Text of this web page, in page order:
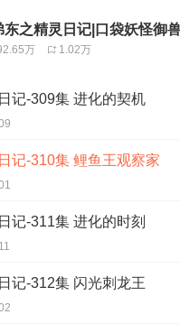
东之精灵日记|口袋妖怪御
万 1.02万
记-309集 进化的契机
记-310集 鲤鱼王观察家
记-311集 进化的时刻
记-312集 闪光刺龙王